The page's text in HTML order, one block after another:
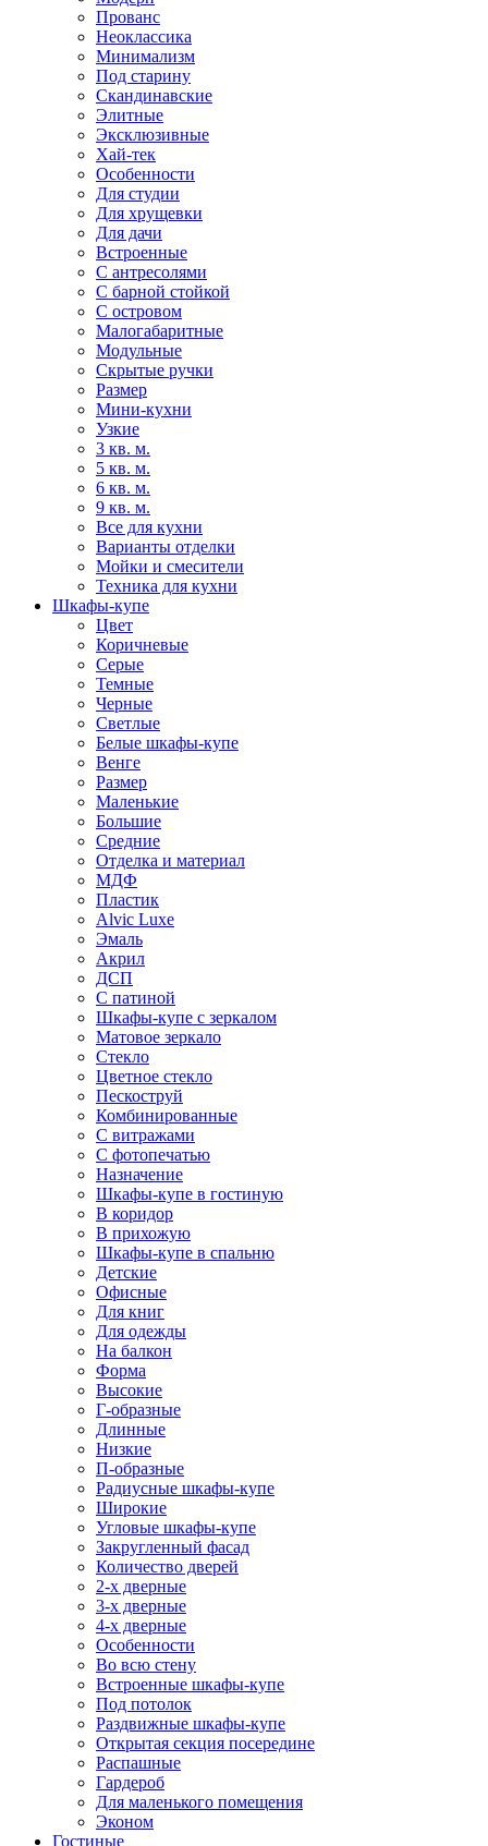
Прованс
Неоклассика
Минимализм
Под старину
Скандинавские
Элитные
Эксклюзивные
Хай-тек
Особенности
Для студии
Для хрущевки
Для дачи
Встроенные
С антресолями
С барной стойкой
С островом
Малогабаритные
Модульные
Скрытые ручки
Размер
Мини-кухни
Узкие
3 кв. м.
5 кв. м.
6 кв. м.
9 кв. м.
Все для кухни
Варианты отделки
Мойки и смесители
Техника для кухни
Шкафы-купе
Цвет
Коричневые
Серые
Темные
Черные
Светлые
Белые шкафы-купе
Венге
Размер
Маленькие
Большие
Средние
Отделка и материал
МДФ
Пластик
Alvic Luxe
Эмаль
Акрил
ДСП
С патиной
Шкафы-купе с зеркалом
Матовое зеркало
Стекло
Цветное стекло
Пескоструй
Комбинированные
С витражами
С фотопечатью
Назначение
Шкафы-купе в гостиную
В коридор
В прихожую
Шкафы-купе в спальню
Детские
Офисные
Для книг
Для одежды
На балкон
Форма
Высокие
Г-образные
Длинные
Низкие
П-образные
Радиусные шкафы-купе
Широкие
Угловые шкафы-купе
Закругленный фасад
Количество дверей
2-х дверные
3-х дверные
4-х дверные
Особенности
Во всю стену
Встроенные шкафы-купе
Под потолок
Раздвижные шкафы-купе
Открытая секция посередине
Распашные
Гардероб
Для маленького помещения
Эконом
Гостиные